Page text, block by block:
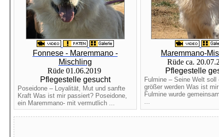
Fonnese - Maremmano -
Mischling
Rüde 01.06.2019
Pflegestelle gesucht
Poseidone – Loyalität, Mut und sanfte
Kraft Was ist mir passiert? Poseidone,
ein Maremmano- mit vermutlich ...
Maremmano-
Rüde ca.
Pflegestelle
Fulmine – Seine Welt soll
größer werden Was ist
Fulmine wurde
...